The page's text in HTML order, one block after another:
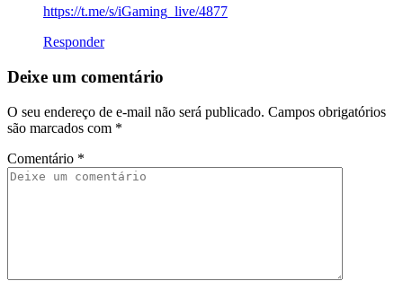
https://t.me/s/iGaming_live/4877
Responder
Deixe um comentário
O seu endereço de e-mail não será publicado. Campos obrigatórios
são marcados com *
Comentário *